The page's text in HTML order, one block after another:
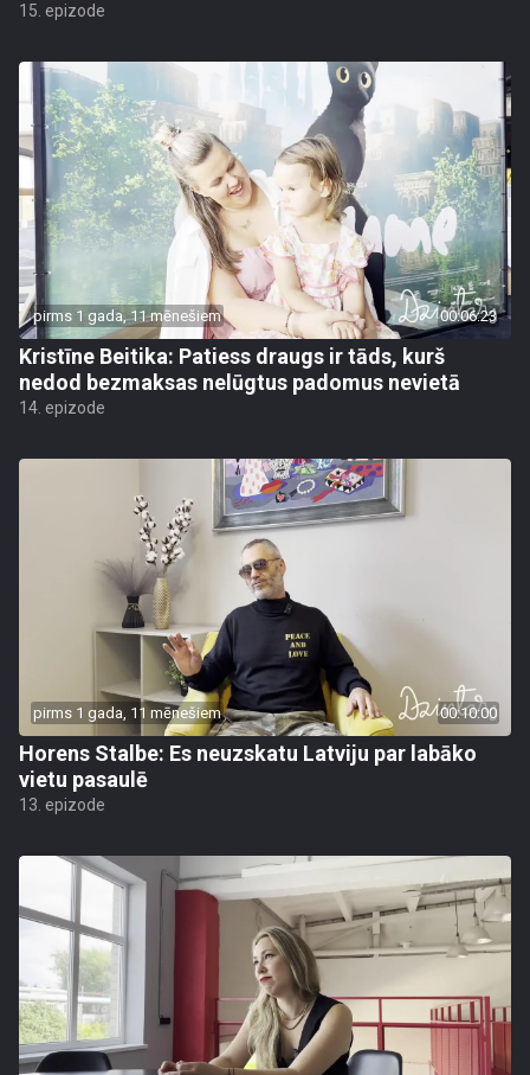
15. epizode
pirms 1 gada, 11 mēnešiem 00:06:23
Kristīne Beitika: Patiess draugs ir tāds, kurš
nedod bezmaksas nelūgtus padomus nevietā
14. epizode
pirms 1 gada, 11 mēnešiem 00:10:00
Horens Stalbe: Es neuzskatu Latviju par labāko
vietu pasaulē
13. epizode